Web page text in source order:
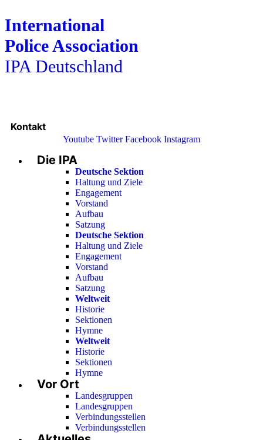
International
Police Association
IPA Deutschland
Kontakt
Youtube Twitter Facebook Instagram
Menu
Die IPA
Deutsche Sektion
Haltung und Ziele
Engagement
Vorstand
Aufbau
Satzung
Deutsche Sektion
Haltung und Ziele
Engagement
Vorstand
Aufbau
Satzung
Weltweit
Historie
Sektionen
Hymne
Weltweit
Historie
Sektionen
Hymne
Vor Ort
Landesgruppen
Landesgruppen
Verbindungsstellen
Verbindungsstellen